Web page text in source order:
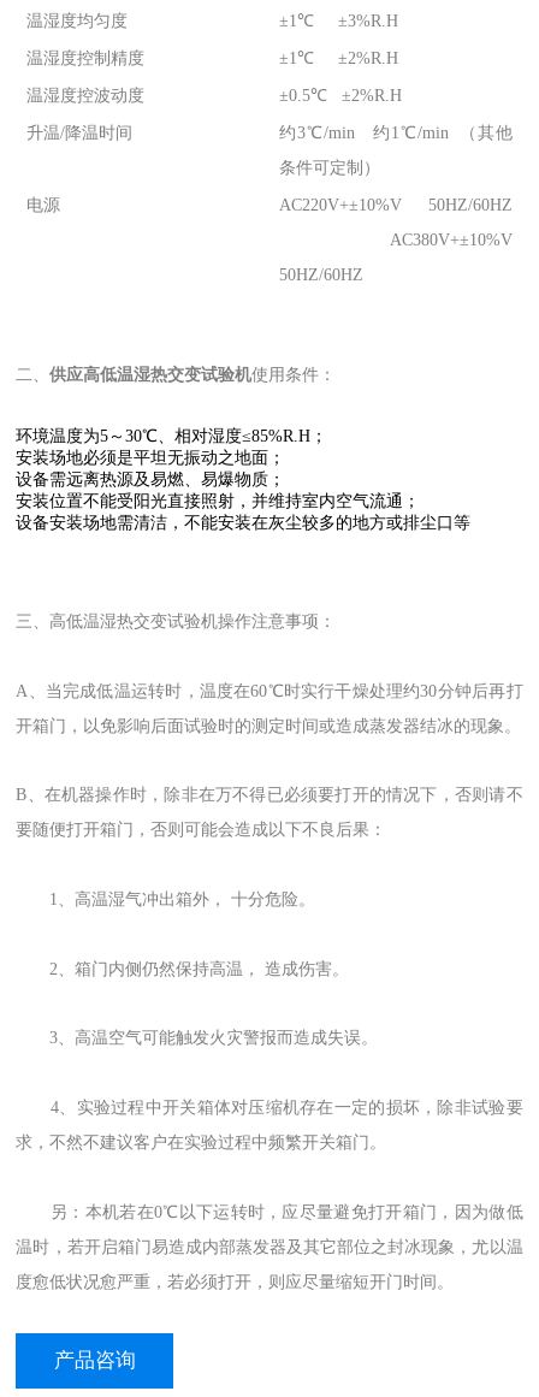
温湿度均匀度 ±1℃ ±3%R.H
温湿度控制精度 ±1℃ ±2%R.H
温湿度控波动度 ±0.5℃ ±2%R.H
升温/降温时间
约3℃/min 约1℃/min （其他
条件可定制）
电源
AC220V+±10%V 50HZ/60HZ
AC380V+±10%V
50HZ/60HZ
二、供应高低温湿热交变试验机使用条件：
环境温度为5～30℃、相对湿度≤85%R.H；
安装场地必须是平坦无振动之地面；
设备需远离热源及易燃、易爆物质；
安装位置不能受阳光直接照射，并维持室内空气流通；
设备安装场地需清洁，不能安装在灰尘较多的地方或排尘口等
三、高低温湿热交变试验机操作注意事项：
A、当完成低温运转时，温度在60℃时实行干燥处理约30分钟后再打
开箱门，以免影响后面试验时的测定时间或造成蒸发器结冰的现象。
B、在机器操作时，除非在万不得已必须要打开的情况下，否则请不
要随便打开箱门，否则可能会造成以下不良后果：
1、高温湿气冲出箱外， 十分危险。
2、箱门内侧仍然保持高温， 造成伤害。
3、高温空气可能触发火灾警报而造成失误。
4、实验过程中开关箱体对压缩机存在一定的损坏，除非试验要
求，不然不建议客户在实验过程中频繁开关箱门。
另：本机若在0℃以下运转时，应尽量避免打开箱门，因为做低
温时，若开启箱门易造成内部蒸发器及其它部位之封冰现象，尤以温
度愈低状况愈严重，若必须打开，则应尽量缩短开门时间。
产品咨询